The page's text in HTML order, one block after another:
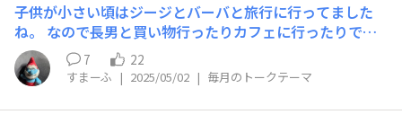
子供が小さい頃はジージとバーバと旅行に行ってました
ね。 なので長男と買い物行ったりカフェに行ったりです
✨
7 22
すまーふ | 2025/05/02 | 毎月のトークテーマ